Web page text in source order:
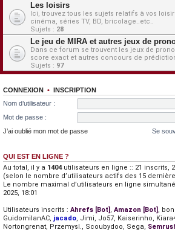
Les loisirs
Ici, trouvez tous les sujets relatifs à vos
cinéma, séries TV, BD, bricolage..etc..
Sujets : 28
Le jeu de MIRA et autres jeux de
Dans ce forum se trouvent les jeux de
score exact et autres concours de
Sujets : 97
CONNEXION • INSCRIPTION
Nom d’utilisateur :
Mot de passe :
J’ai oublié mon mot de passe
Se
QUI EST EN LIGNE ?
Au total, il y a 1404utilisateurs en ligne :: 21 inscrits,
(selon le nombre d’utilisateurs actifs des 15
Le nombre maximal d’utilisateurs en ligne
2025, 18:01
Utilisateurs inscrits : Ahrefs [Bot] , Amazon [Bot] ,
GuidomilanAC, jacado, Jimi, Jo57, Kaiserinho,
Nortongrenat, Przemysl., Scoubydoo, Sega,